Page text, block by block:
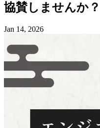
協賛しませんか？
Jan 14, 2026